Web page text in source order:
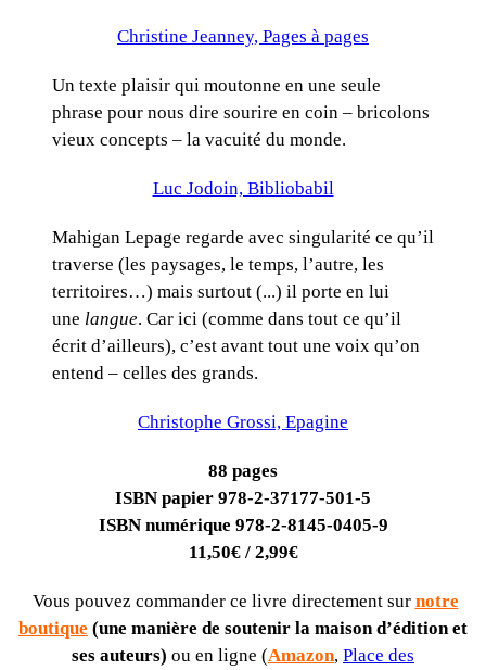
Christine Jeanney, Pages à pages
Un texte plaisir qui moutonne en une seule
phrase pour nous dire sourire en coin – bricolons
vieux concepts – la vacuité du monde.
Luc Jodoin, Bibliobabil
Mahigan Lepage regarde avec singularité ce qu’il
traverse (les paysages, le temps, l’autre, les
territoires…) mais surtout (...) il porte en lui
une langue. Car ici (comme dans tout ce qu’il
écrit d’ailleurs), c’est avant tout une voix qu’on
entend – celles des grands.
Christophe Grossi, Epagine
88 pages
ISBN papier 978-2-37177-501-5
ISBN numérique 978-2-8145-0405-9
11,50€ / 2,99€
Vous pouvez commander ce livre directement sur notre
boutique (une manière de soutenir la maison d’édition et
ses auteurs) ou en ligne (Amazon, Place des